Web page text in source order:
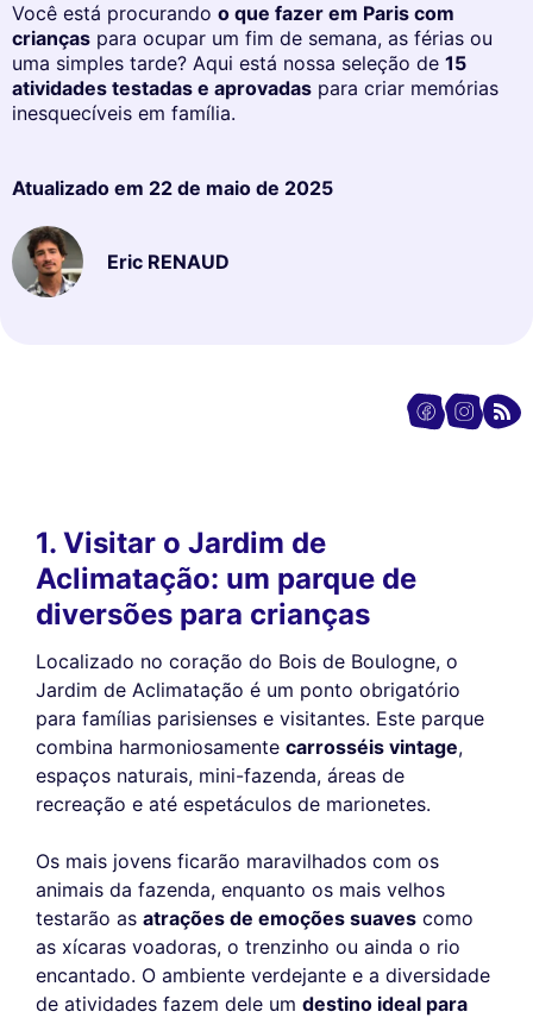
Você está procurando o que fazer em Paris com
crianças para ocupar um fim de semana, as férias ou
uma simples tarde? Aqui está nossa seleção de 15
atividades testadas e aprovadas para criar memórias
inesquecíveis em família.
Atualizado em 22 de maio de 2025
Eric RENAUD
1. Visitar o Jardim de
Aclimatação: um parque de
diversões para crianças
Localizado no coração do Bois de Boulogne, o
Jardim de Aclimatação é um ponto obrigatório
para famílias parisienses e visitantes. Este parque
combina harmoniosamente carrosséis vintage,
espaços naturais, mini-fazenda, áreas de
recreação e até espetáculos de marionetes.
Os mais jovens ficarão maravilhados com os
animais da fazenda, enquanto os mais velhos
testarão as atrações de emoções suaves como
as xícaras voadoras, o trenzinho ou ainda o rio
encantado. O ambiente verdejante e a diversidade
de atividades fazem dele um destino ideal para